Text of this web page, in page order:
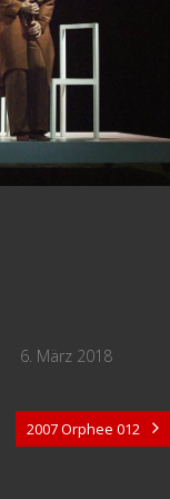
6. März 2018
2007 Orphee 012